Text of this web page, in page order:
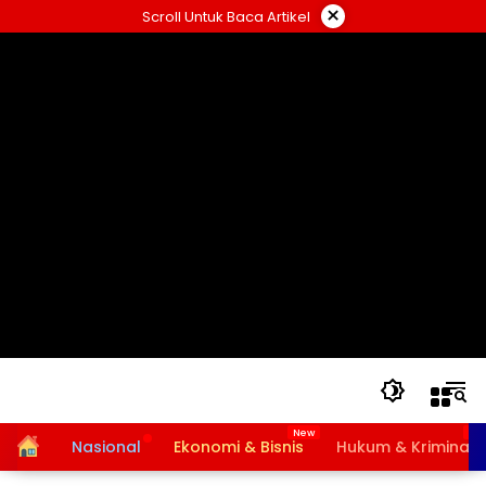
ke
Scroll Untuk Baca Artikel ×
HomeNasional Ekonomi & Bisnis Hukum & Kriminal
Bansos PKH dan BPNT